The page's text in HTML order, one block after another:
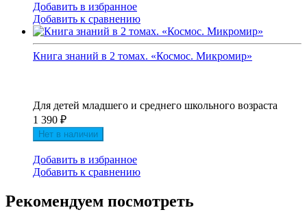
Добавить в избранное
Добавить к сравнению
Книга знаний в 2 томах. «Космос. Микромир»
Для детей младшего и среднего школьного возраста
1 390 ₽
Нет в наличии
Добавить в избранное
Добавить к сравнению
Рекомендуем посмотреть